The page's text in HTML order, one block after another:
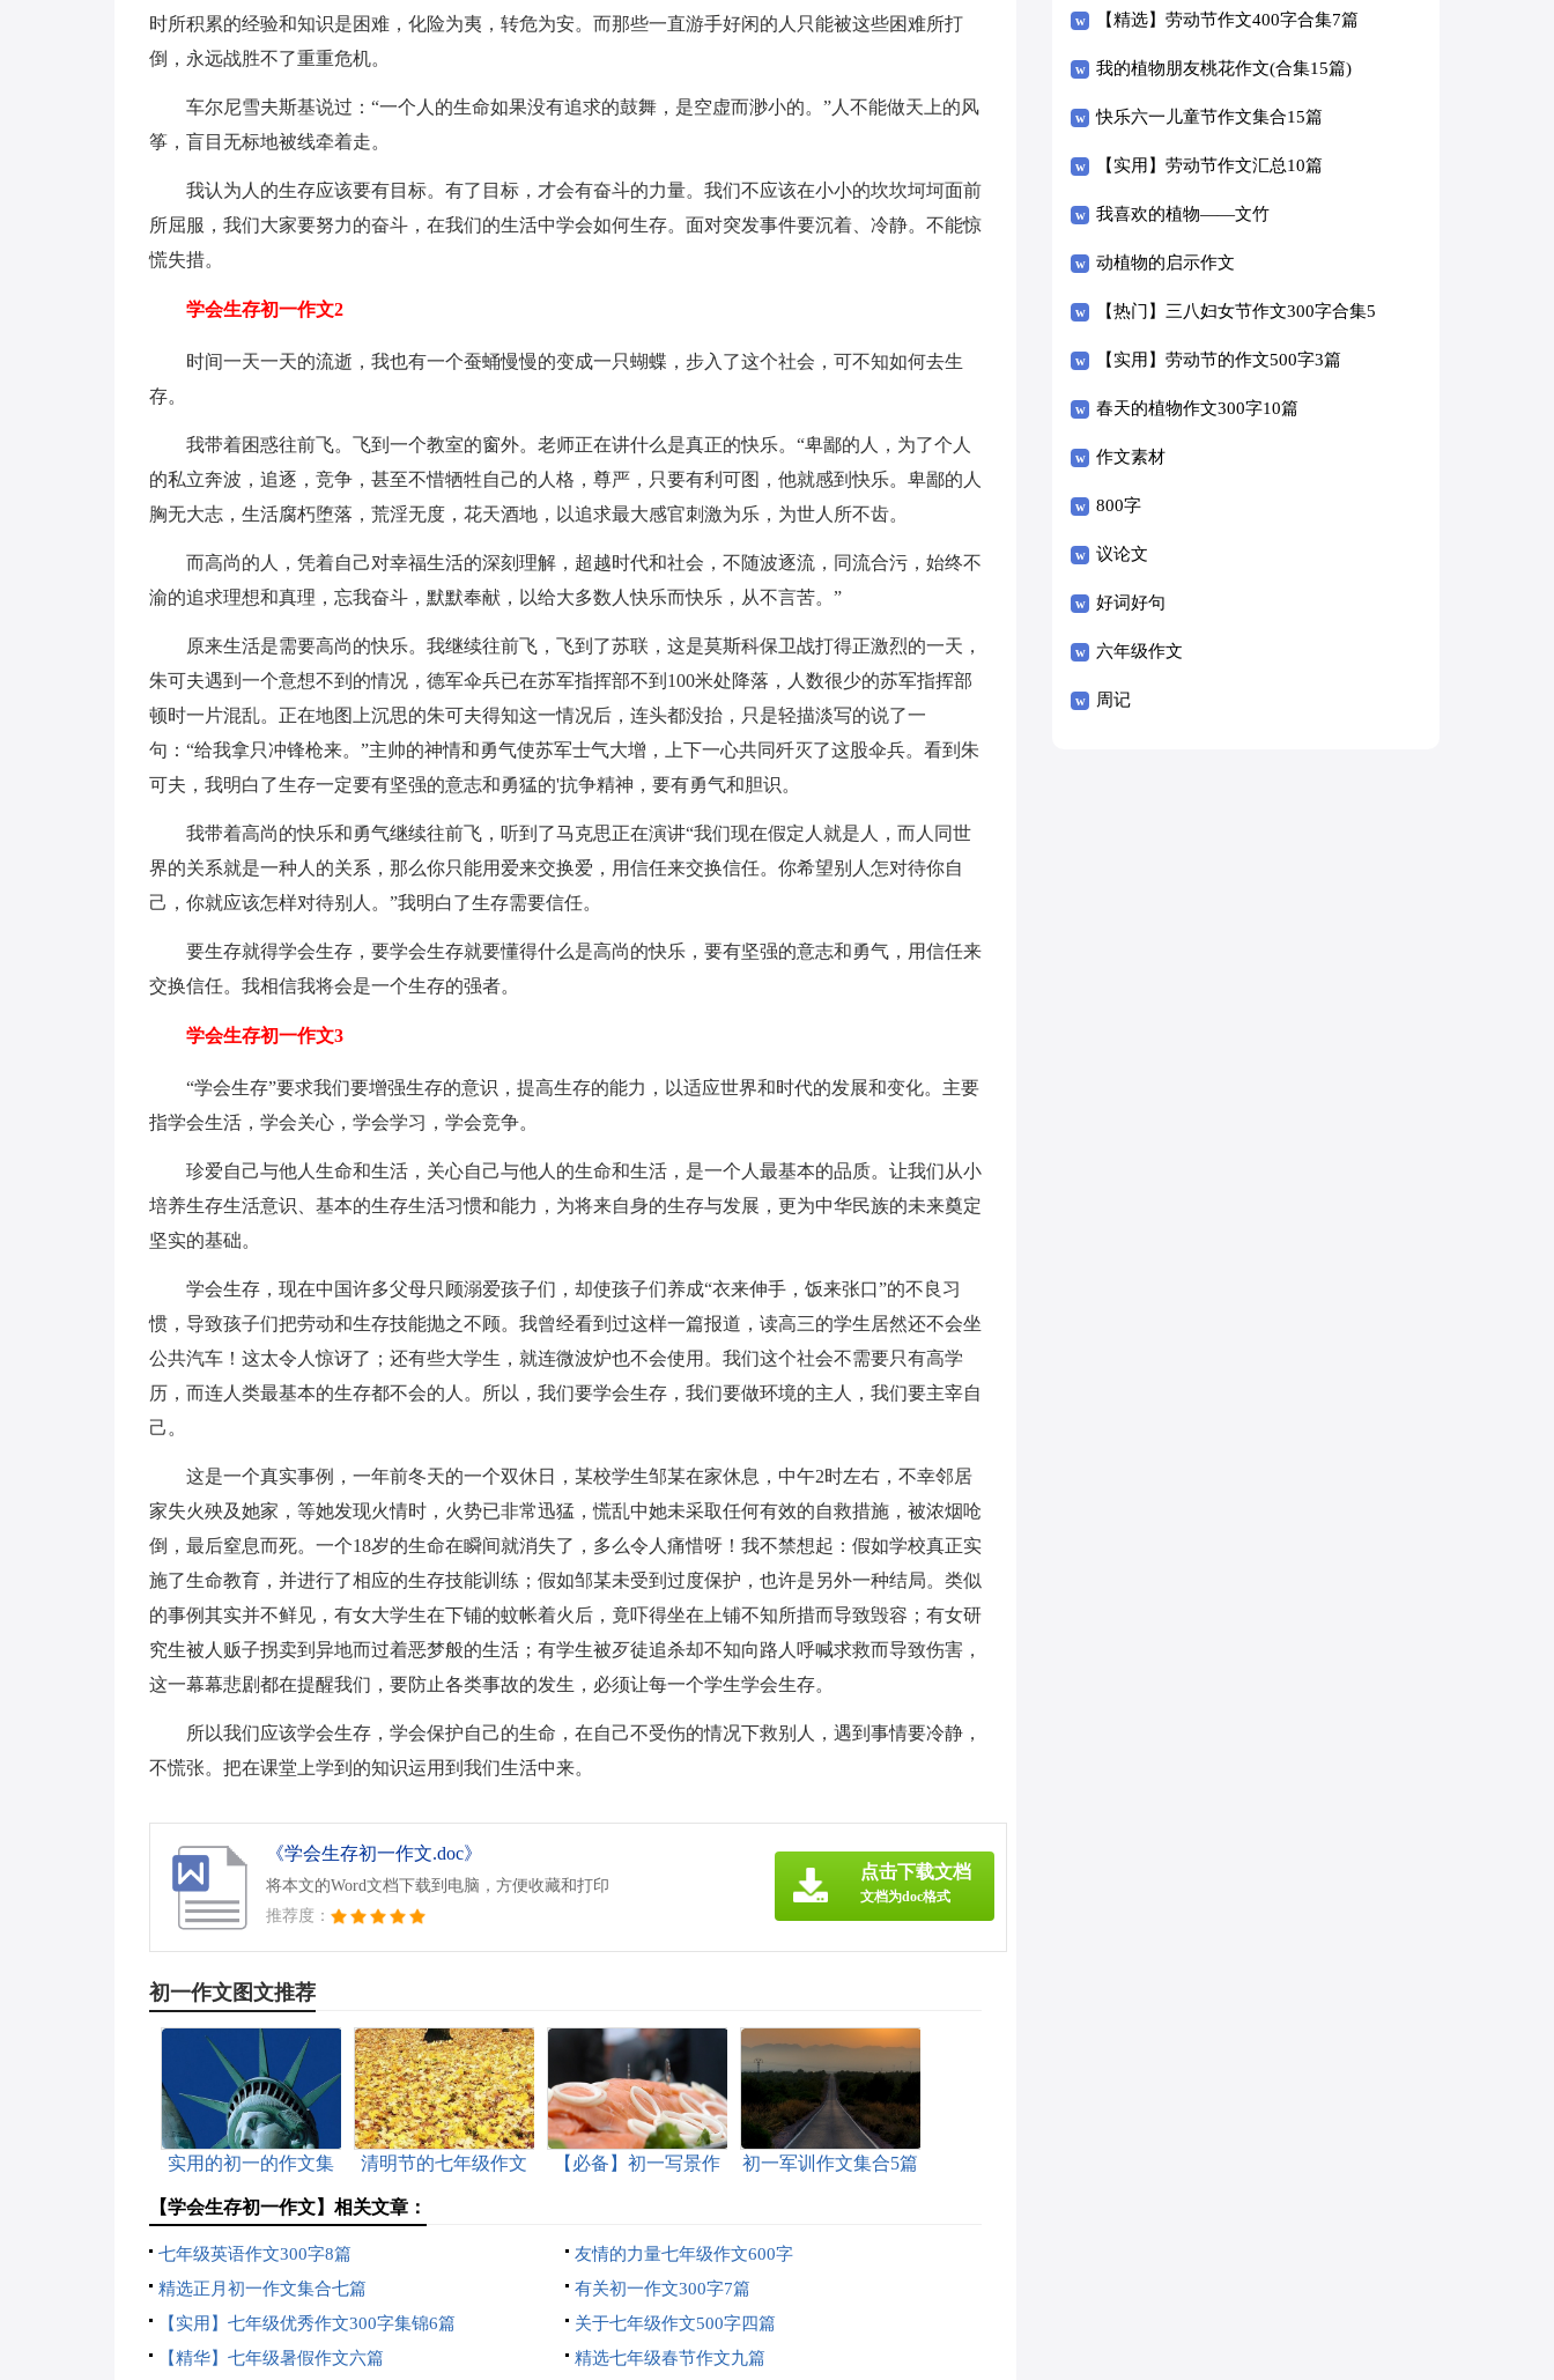
时所积累的经验和知识是困难，化险为夷，转危为安。而那些一直游手好闲的人只能被这些困难所打
倒，永远战胜不了重重危机。
车尔尼雪夫斯基说过：“一个人的生命如果没有追求的鼓舞，是空虚而渺小的。”人不能做天上的风
筝，盲目无标地被线牵着走。
我认为人的生存应该要有目标。有了目标，才会有奋斗的力量。我们不应该在小小的坎坎坷坷面前
所屈服，我们大家要努力的奋斗，在我们的生活中学会如何生存。面对突发事件要沉着、冷静。不能惊
慌失措。
学会生存初一作文2
时间一天一天的流逝，我也有一个蚕蛹慢慢的变成一只蝴蝶，步入了这个社会，可不知如何去生
存。
我带着困惑往前飞。飞到一个教室的窗外。老师正在讲什么是真正的快乐。“卑鄙的人，为了个人
的私立奔波，追逐，竞争，甚至不惜牺牲自己的人格，尊严，只要有利可图，他就感到快乐。卑鄙的人
胸无大志，生活腐朽堕落，荒淫无度，花天酒地，以追求最大感官刺激为乐，为世人所不齿。
而高尚的人，凭着自己对幸福生活的深刻理解，超越时代和社会，不随波逐流，同流合污，始终不
渝的追求理想和真理，忘我奋斗，默默奉献，以给大多数人快乐而快乐，从不言苦。”
原来生活是需要高尚的快乐。我继续往前飞，飞到了苏联，这是莫斯科保卫战打得正激烈的一天，
朱可夫遇到一个意想不到的情况，德军伞兵已在苏军指挥部不到100米处降落，人数很少的苏军指挥部
顿时一片混乱。正在地图上沉思的朱可夫得知这一情况后，连头都没抬，只是轻描淡写的说了一
句：“给我拿只冲锋枪来。”主帅的神情和勇气使苏军士气大增，上下一心共同歼灭了这股伞兵。看到朱
可夫，我明白了生存一定要有坚强的意志和勇猛的'抗争精神，要有勇气和胆识。
我带着高尚的快乐和勇气继续往前飞，听到了马克思正在演讲“我们现在假定人就是人，而人同世
界的关系就是一种人的关系，那么你只能用爱来交换爱，用信任来交换信任。你希望别人怎对待你自
己，你就应该怎样对待别人。”我明白了生存需要信任。
要生存就得学会生存，要学会生存就要懂得什么是高尚的快乐，要有坚强的意志和勇气，用信任来
交换信任。我相信我将会是一个生存的强者。
学会生存初一作文3
“学会生存”要求我们要增强生存的意识，提高生存的能力，以适应世界和时代的发展和变化。主要
指学会生活，学会关心，学会学习，学会竞争。
珍爱自己与他人生命和生活，关心自己与他人的生命和生活，是一个人最基本的品质。让我们从小
培养生存生活意识、基本的生存生活习惯和能力，为将来自身的生存与发展，更为中华民族的未来奠定
坚实的基础。
学会生存，现在中国许多父母只顾溺爱孩子们，却使孩子们养成“衣来伸手，饭来张口”的不良习
惯，导致孩子们把劳动和生存技能抛之不顾。我曾经看到过这样一篇报道，读高三的学生居然还不会坐
公共汽车！这太令人惊讶了；还有些大学生，就连微波炉也不会使用。我们这个社会不需要只有高学
历，而连人类最基本的生存都不会的人。所以，我们要学会生存，我们要做环境的主人，我们要主宰自
己。
这是一个真实事例，一年前冬天的一个双休日，某校学生邹某在家休息，中午2时左右，不幸邻居
家失火殃及她家，等她发现火情时，火势已非常迅猛，慌乱中她未采取任何有效的自救措施，被浓烟呛
倒，最后窒息而死。一个18岁的生命在瞬间就消失了，多么令人痛惜呀！我不禁想起：假如学校真正实
施了生命教育，并进行了相应的生存技能训练；假如邹某未受到过度保护，也许是另外一种结局。类似
的事例其实并不鲜见，有女大学生在下铺的蚊帐着火后，竟吓得坐在上铺不知所措而导致毁容；有女研
究生被人贩子拐卖到异地而过着恶梦般的生活；有学生被歹徒追杀却不知向路人呼喊求救而导致伤害，
这一幕幕悲剧都在提醒我们，要防止各类事故的发生，必须让每一个学生学会生存。
所以我们应该学会生存，学会保护自己的生命，在自己不受伤的情况下救别人，遇到事情要冷静，
不慌张。把在课堂上学到的知识运用到我们生活中来。
《学会生存初一作文.doc》
将本文的Word文档下载到电脑，方便收藏和打印
推荐度：
点击下载文档
文档为doc格式
初一作文图文推荐
实用的初一的作文集
清明节的七年级作文
【必备】初一写景作
初一军训作文集合5篇
【学会生存初一作文】相关文章：
七年级英语作文300字8篇
友情的力量七年级作文600字
精选正月初一作文集合七篇
有关初一作文300字7篇
【实用】七年级优秀作文300字集锦6篇
关于七年级作文500字四篇
【精华】七年级暑假作文六篇
精选七年级春节作文九篇
【精选】劳动节作文400字合集7篇
我的植物朋友桃花作文(合集15篇)
快乐六一儿童节作文集合15篇
【实用】劳动节作文汇总10篇
我喜欢的植物——文竹
动植物的启示作文
【热门】三八妇女节作文300字合集5
篇
【实用】劳动节的作文500字3篇
春天的植物作文300字10篇
作文素材
800字
议论文
好词好句
六年级作文
周记